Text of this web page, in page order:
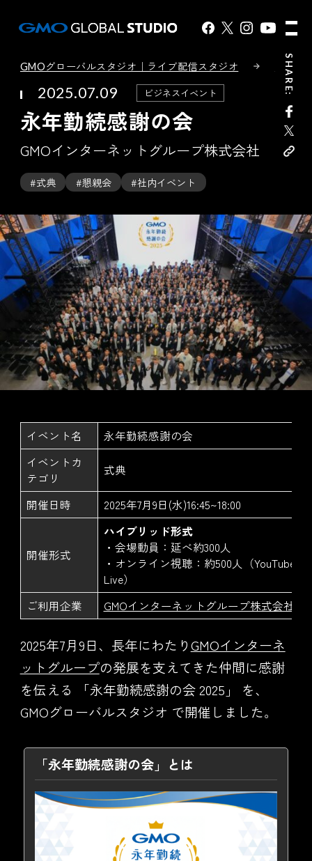
SHARE:
GMOグローバルスタジオ｜ライブ配信スタジオ 利用実
2025.07.09 ビジネスイベント
永年勤続感謝の会
GMOインターネットグループ株式会社
#式典 #懇親会 #社内イベント
イベント名
永年勤続感謝の会
イベントカ
テゴリ
式典
開催日時 2025年7月9日(水)16:45~18:00
開催形式
ハイブリッド形式
・会場動員：延べ約300人
・オンライン視聴：約500人（YouTube
Live）
ご利用企業
GMOインターネットグループ株式会社
2025年7月9日、長年にわたりGMOインターネ
ットグループの発展を支えてきた仲間に感謝
を伝える 「永年勤続感謝の会 2025」 を、
GMOグローバルスタジオ で開催しました。
「永年勤続感謝の会」とは